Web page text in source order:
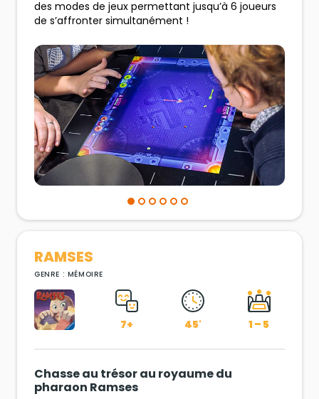
des modes de jeux permettant jusqu’à 6 joueurs
de s’affronter simultanément !
RAMSES
GENRE : MÉMOIRE
7+ 45' 1 – 5
Chasse au trésor au royaume du
pharaon Ramses